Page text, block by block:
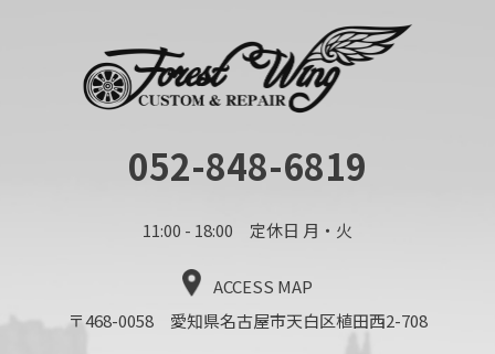
052-848-6819
11:00 - 18:00 定休日 月・火
ACCESS MAP
〒468-0058 愛知県名古屋市天白区植田西2-708